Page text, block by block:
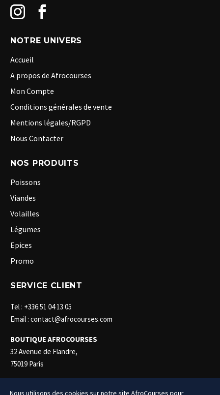
NOTRE UNIVERS
Accueil
A propos de Afrocourses
Mon Compte
Conditions générales de vente
Mentions légales/RGPD
Nous Contacter
NOS PRODUITS
Poissons
Viandes
Volailles
Légumes
Epices
Promo
SERVICE CLIENT
Tel : +336 51 04 13 05
Email : contact@afrocourses.com
BOUTIQUE AFROCOURSES
32 Avenue de Flandre,
75019 Paris
Nous utilisons des cookies sur notre site AfroCourses pour